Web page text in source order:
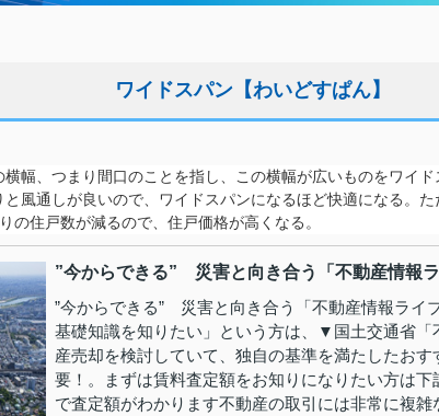
ワイドスパン【わいどすぱん】
横幅、つまり間口のことを指し、この横幅が広いものをワイ
風通しが良いので、ワイドスパンになるほど快適になる。
の住戸数が減るので、住戸価格が高くなる。
”今からできる” 災害と向き合う「不動産情報
”今からできる” 災害と向き合う「不動産情報ラ
基礎知識を知りたい」という方は、▼国土交通省「
産売却を検討していて、独自の基準を満たしたお
要！。まずは賃料査定額をお知りになりたい方は
で査定額がわかります不動産の取引には非常に複雑